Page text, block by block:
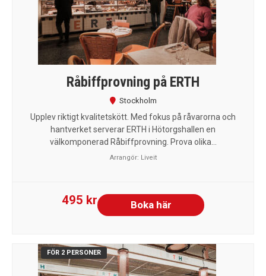
Råbiffprovning på ERTH
Stockholm
Upplev riktigt kvalitetskött. Med fokus på råvarorna och
hantverket serverar ERTH i Hötorgshallen en
välkomponerad Råbiffprovning. Prova olika...
Arrangör: Liveit
495 kr Boka här
FÖR 2 PERSONER